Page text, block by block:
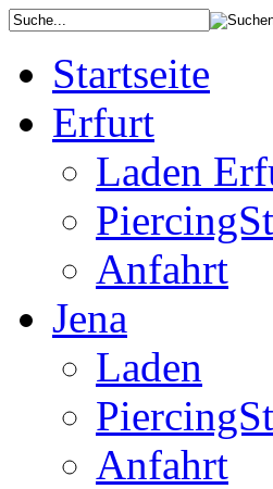
Startseite
Erfurt
Laden
Anfahrt
Jena
Laden
Anfahrt